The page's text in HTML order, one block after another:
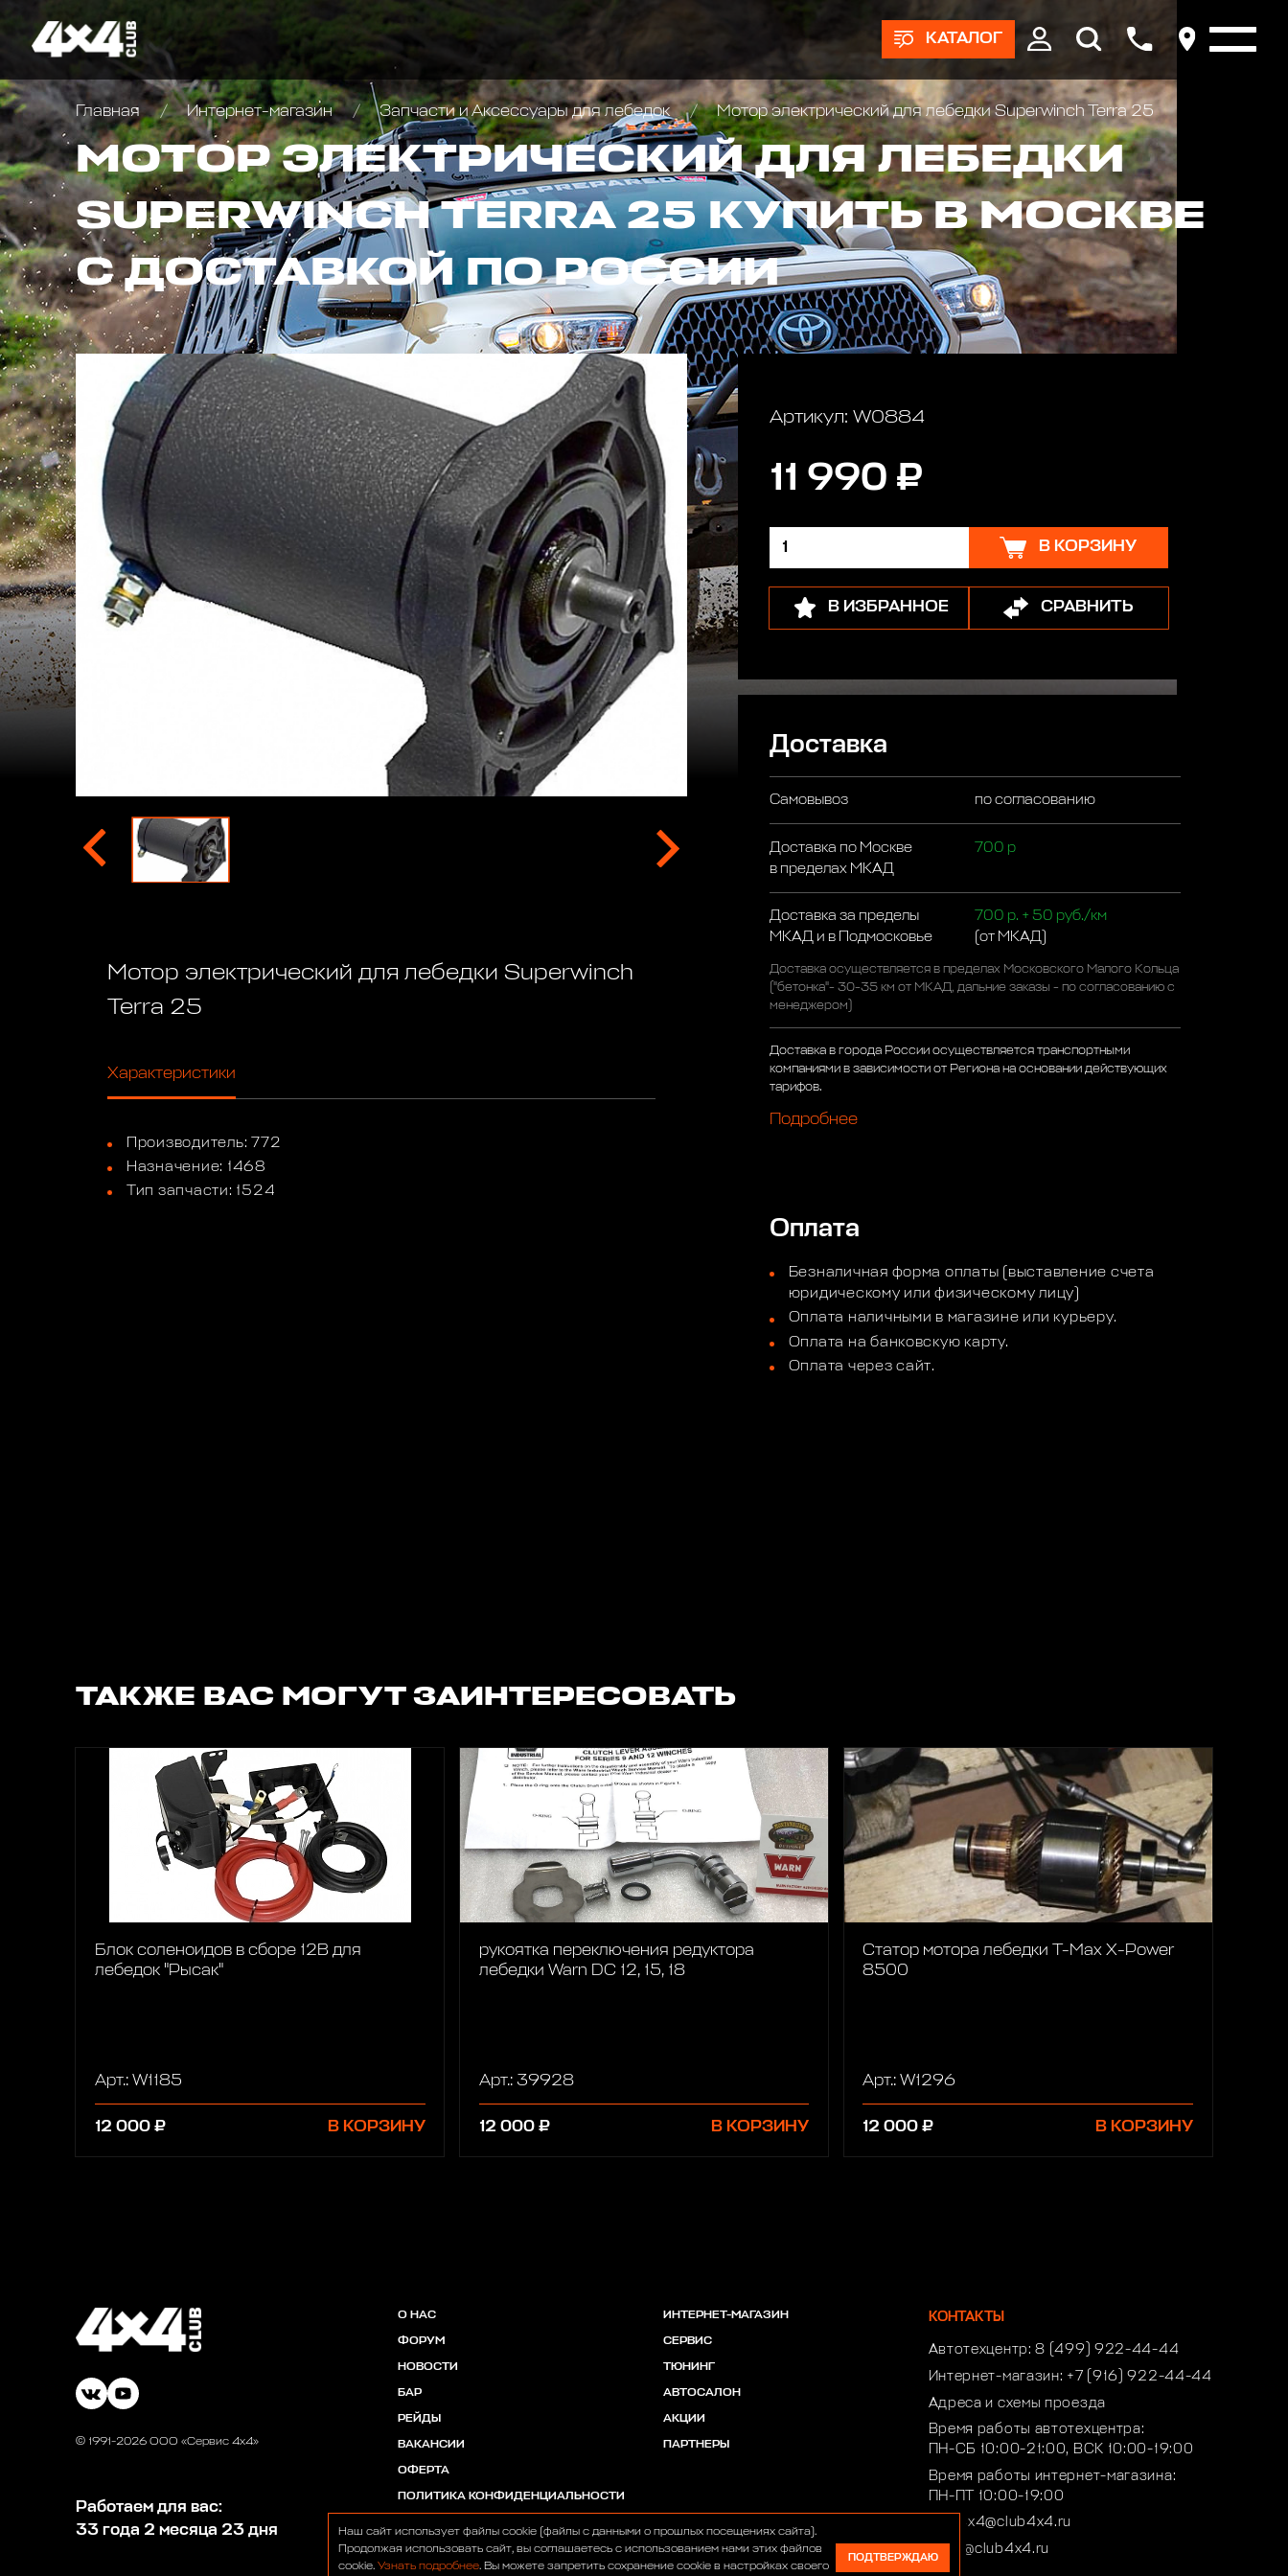
КАТАЛОГ
Главная Интернет-магазин Запчасти и Аксессуары для лебедок Мотор электрический для лебедки Superwinch Terra 25
МОТОР ЭЛЕКТРИЧЕСКИЙ ДЛЯ ЛЕБЕДКИ
SUPERWINCH TERRA 25 КУПИТЬ В МОСКВЕ
С ДОСТАВКОЙ ПО РОССИИ
Мотор электрический для лебедки Superwinch
Terra 25
Характеристики
Производитель: 772
Назначение: 1468
Тип запчасти: 1524
Артикул: W0884
11 990 ₽
В КОРЗИНУ
В ИЗБРАННОЕ СРАВНИТЬ
Доставка
Самовывоз по согласованию
Доставка по Москве
в пределах МКАД
700 р
Доставка за пределы
МКАД и в Подмосковье
700 р. + 50 руб./км
(от МКАД)
Доставка осуществляется в пределах Московского Малого Кольца
("бетонка"- 30-35 км от МКАД, дальние заказы - по согласованию с
менеджером)
Доставка в города России осуществляется транспортными
компаниями в зависимости от Региона на основании действующих
тарифов.
Подробнее
Оплата
Безналичная форма оплаты (выставление счета
юридическому или физическому лицу)
Оплата наличными в магазине или курьеру.
Оплата на банковскую карту.
Оплата через сайт.
ТАКЖЕ ВАС МОГУТ ЗАИНТЕРЕСОВАТЬ
Блок соленоидов в сборе 12В для
лебедок "Рысак"
Арт.: W1185
12 000 ₽ В КОРЗИНУ
рукоятка переключения редуктора
лебедки Warn DC 12, 15, 18
Арт.: 39928
12 000 ₽ В КОРЗИНУ
Статор мотора лебедки T-Max X-Power
8500
Арт.: W1296
12 000 ₽ В КОРЗИНУ
© 1991-2026 ООО «Сервис 4х4»
Работаем для вас:
33 года 2 месяца 23 дня
О НАС
ФОРУМ
НОВОСТИ
БАР
РЕЙДЫ
ВАКАНСИИ
ОФЕРТА
ПОЛИТИКА КОНФИДЕНЦИАЛЬНОСТИ
ИНТЕРНЕТ-МАГАЗИН
СЕРВИС
ТЮНИНГ
АВТОСАЛОН
АКЦИИ
ПАРТНЕРЫ
КОНТАКТЫ
Автотехцентр:8 (499) 922-44-44
Интернет-магазин: +7 (916) 922-44-44
Адреса и схемы проезда
Время работы автотехцентра:
ПН-СБ 10:00-21:00, ВСК 10:00-19:00
Время работы интернет-магазина:
ПН-ПТ 10:00-19:00
club4x4@club4x4.ru
shop@club4x4.ru
Наш сайт использует файлы cookie (файлы с данными о прошлых посещениях сайта).
Продолжая использовать сайт, вы соглашаетесь с использованием нами этих файлов
cookie. Узнать подробнее. Вы можете запретить сохранение cookie в настройках своего
ПОДТВЕРЖДАЮ